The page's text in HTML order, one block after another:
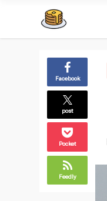
Facebook
post
Pocket
Feedly